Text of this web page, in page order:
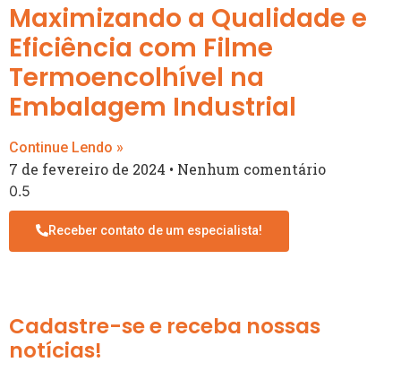
Maximizando a Qualidade e
Eficiência com Filme
Termoencolhível na
Embalagem Industrial
Continue Lendo »
7 de fevereiro de 2024 Nenhum comentário
Receber contato de um especialista!
Cadastre-se e receba nossas
notícias!